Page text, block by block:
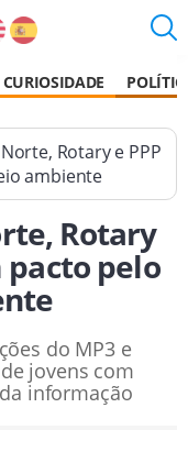
CURIOSIDADE
Rotary e PPP
ambiente
Rotary
pacto pelo
do MP3 e
jovens com
informação